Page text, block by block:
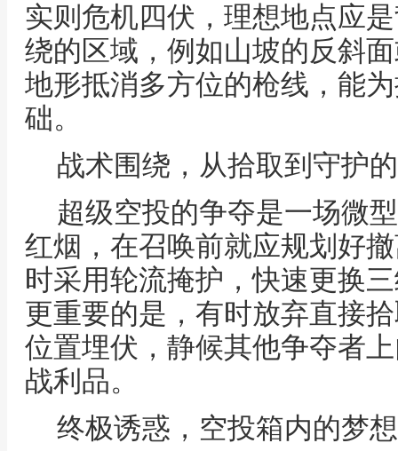
实则危机四伏，理想地点应
绕的区域，例如山坡的反斜
地形抵消多方位的枪线，能
础。
战术围绕，从拾取到守护
超级空投的争夺是一场微
红烟，在召唤前就应规划好
时采用轮流掩护，快速更换
更重要的是，有时放弃直接
位置埋伏，静候其他争夺者
战利品。
终极诱惑，空投箱内的梦